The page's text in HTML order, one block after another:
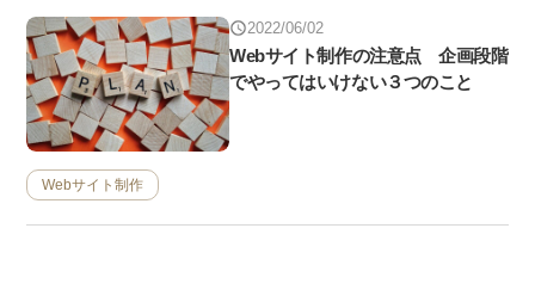
2022/06/02
Webサイト制作の注意点 企画段階
でやってはいけない３つのこと
Webサイト制作